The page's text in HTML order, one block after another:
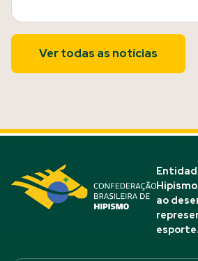
Ver todas as notícias
ao
esporte.